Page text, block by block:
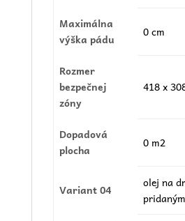
Maximálna
výška pádu
0 cm
Rozmer
bezpečnej
zóny
418 x
Dopadová
plocha
0 m2
Variant 04
olej na